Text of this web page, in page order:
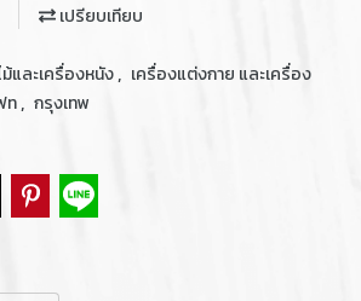
เปรียบเทียบ
และเครื่องหนัง, เครื่องแต่งกาย และเครื่อง
ท, กรุงเทพ